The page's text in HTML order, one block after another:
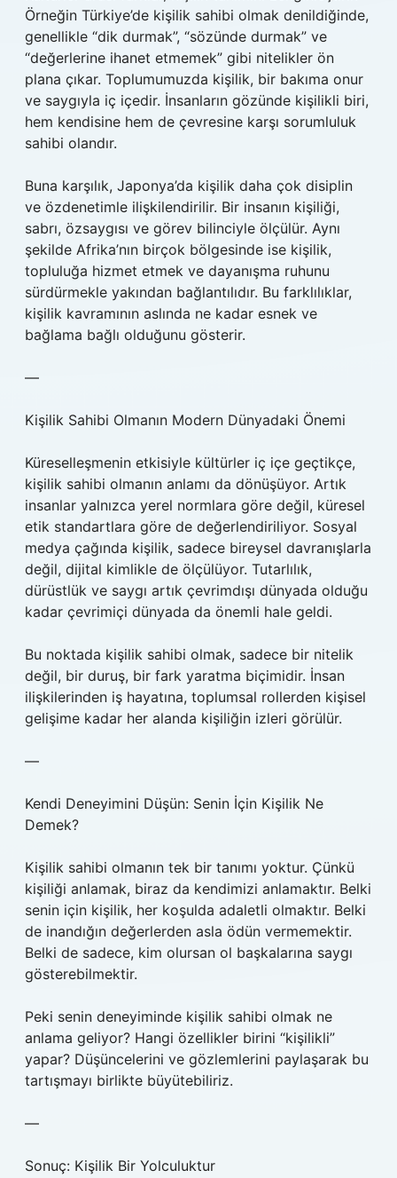
Örneğin Türkiye’de kişilik sahibi olmak denildiğinde,
genellikle “dik durmak”, “sözünde durmak” ve
“değerlerine ihanet etmemek” gibi nitelikler ön
plana çıkar. Toplumumuzda kişilik, bir bakıma onur
ve saygıyla iç içedir. İnsanların gözünde kişilikli biri,
hem kendisine hem de çevresine karşı sorumluluk
sahibi olandır.
Buna karşılık, Japonya’da kişilik daha çok disiplin
ve özdenetimle ilişkilendirilir. Bir insanın kişiliği,
sabrı, özsaygısı ve görev bilinciyle ölçülür. Aynı
şekilde Afrika’nın birçok bölgesinde ise kişilik,
topluluğa hizmet etmek ve dayanışma ruhunu
sürdürmekle yakından bağlantılıdır. Bu farklılıklar,
kişilik kavramının aslında ne kadar esnek ve
bağlama bağlı olduğunu gösterir.
—
Kişilik Sahibi Olmanın Modern Dünyadaki Önemi
Küreselleşmenin etkisiyle kültürler iç içe geçtikçe,
kişilik sahibi olmanın anlamı da dönüşüyor. Artık
insanlar yalnızca yerel normlara göre değil, küresel
etik standartlara göre de değerlendiriliyor. Sosyal
medya çağında kişilik, sadece bireysel davranışlarla
değil, dijital kimlikle de ölçülüyor. Tutarlılık,
dürüstlük ve saygı artık çevrimdışı dünyada olduğu
kadar çevrimiçi dünyada da önemli hale geldi.
Bu noktada kişilik sahibi olmak, sadece bir nitelik
değil, bir duruş, bir fark yaratma biçimidir. İnsan
ilişkilerinden iş hayatına, toplumsal rollerden kişisel
gelişime kadar her alanda kişiliğin izleri görülür.
—
Kendi Deneyimini Düşün: Senin İçin Kişilik Ne
Demek?
Kişilik sahibi olmanın tek bir tanımı yoktur. Çünkü
kişiliği anlamak, biraz da kendimizi anlamaktır. Belki
senin için kişilik, her koşulda adaletli olmaktır. Belki
de inandığın değerlerden asla ödün vermemektir.
Belki de sadece, kim olursan ol başkalarına saygı
gösterebilmektir.
Peki senin deneyiminde kişilik sahibi olmak ne
anlama geliyor? Hangi özellikler birini “kişilikli”
yapar? Düşüncelerini ve gözlemlerini paylaşarak bu
tartışmayı birlikte büyütebiliriz.
—
Sonuç: Kişilik Bir Yolculuktur